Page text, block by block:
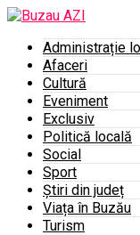
Administrație
Afaceri
Cultură
Eveniment
Exclusiv
Politică locală
Social
Sport
Știri din județ
Viața în Buzău
Turism